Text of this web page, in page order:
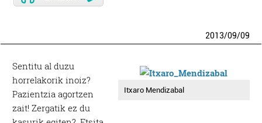
2013/09/09
Itxaro Mendizabal
Sentitu al duzu
horrelakorik inoiz?
Pazientzia agortzen
zait! Zergatik ez du